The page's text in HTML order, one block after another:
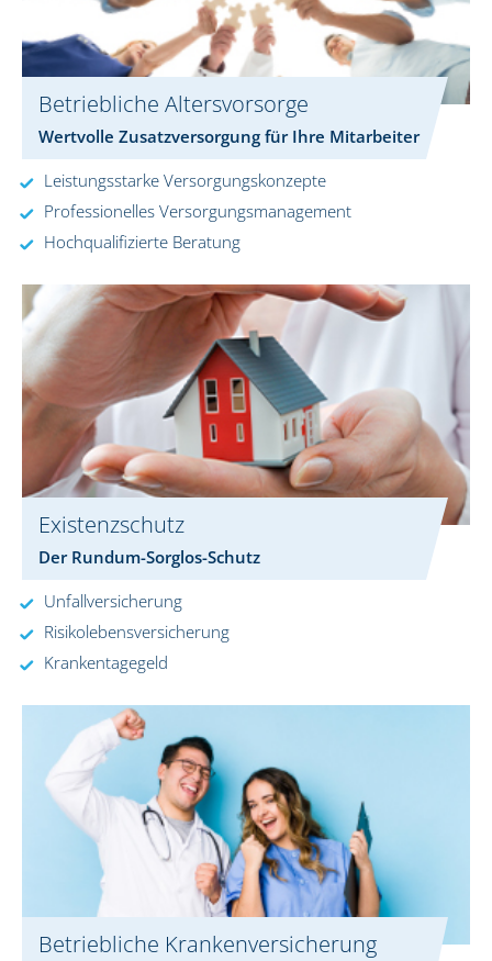
Betriebliche Altersvorsorge
Wertvolle Zusatzversorgung für Ihre Mitarbeiter
Leistungsstarke Versorgungskonzepte
Professionelles Versorgungsmanagement
Hochqualifizierte Beratung
Existenzschutz
Der Rundum-Sorglos-Schutz
Unfallversicherung
Risikolebensversicherung
Krankentagegeld
Betriebliche Krankenversicherung